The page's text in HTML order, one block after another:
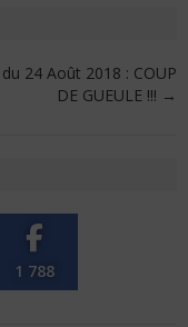
24 Août 2018 : COUP
DE GUEULE !!! →
1 788